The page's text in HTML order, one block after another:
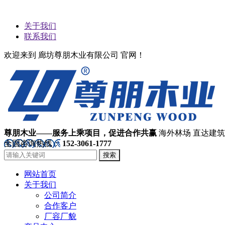
关于我们
联系我们
欢迎来到 廊坊尊朋木业有限公司 官网！
尊朋木业——服务上乘项目，促进合作共赢 海外林场 直达建
全国咨询热线： 152-3061-1777
搜索
网站首页
关于我们
公司简介
合作客户
厂容厂貌